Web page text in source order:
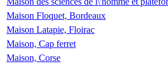
Maison Floquet, Bordeaux
Maison Latapie, Floirac
Maison, Cap ferret
Maison, Corse